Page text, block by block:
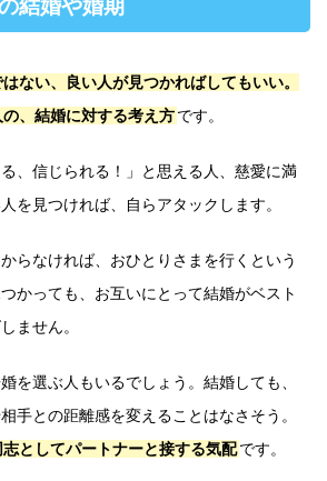
結婚や婚期
ない、良い人が見つかればしてもいい。
、結婚に対する考え方です。
る、信じられる！」と思える人、慈愛に満
を見つければ、自らアタックします。
らなければ、おひとりさまを行くという
かっても、お互いにとって結婚がベスト
ません。
を選ぶ人もいるでしょう。結婚しても、
手との距離感を変えることはなさそう。
としてパートナーと接する気配です。